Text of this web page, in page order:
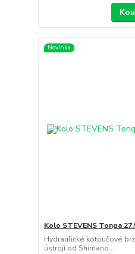
Novinka
Kolo STEVENS Tonga
Hydraulické kotoučové
ústrojí od Shimano....